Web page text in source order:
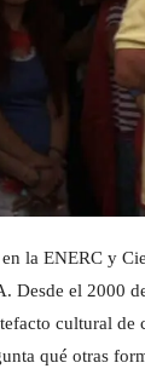
la ENERC y
Desde el 2000
cultural de
qué otras